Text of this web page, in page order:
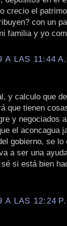
crecio el
con un
familia y yo
A LAS 11:44
y calculo que
que tienen
y negociados
el aconcagua
gobierno, se lo
a ser una
si está bien
A LAS 12:24